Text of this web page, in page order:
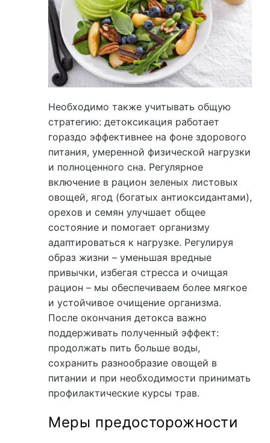
Необходимо также учитывать общую
стратегию: детоксикация работает
гораздо эффективнее на фоне здорового
питания, умеренной физической нагрузки
и полноценного сна. Регулярное
включение в рацион зеленых листовых
овощей, ягод (богатых антиоксидантами),
орехов и семян улучшает общее
состояние и помогает организму
адаптироваться к нагрузке. Регулируя
образ жизни – уменьшая вредные
привычки, избегая стресса и очищая
рацион – мы обеспечиваем более мягкое
и устойчивое очищение организма.
После окончания детокса важно
поддерживать полученный эффект:
продолжать пить больше воды,
сохранить разнообразие овощей в
питании и при необходимости принимать
профилактические курсы трав.
Меры предосторожности